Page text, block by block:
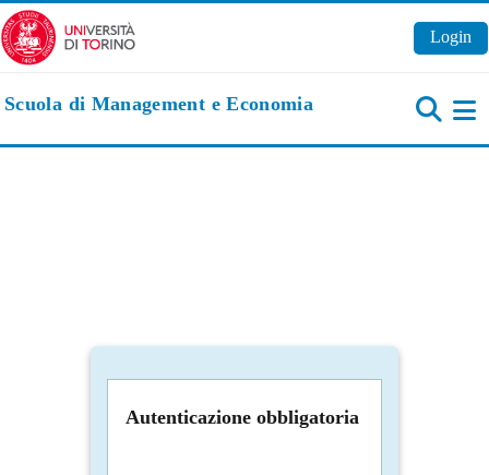
Vai al contenuto principale
Login
Scuola di Management e Economia
Autenticazione obbligatoria